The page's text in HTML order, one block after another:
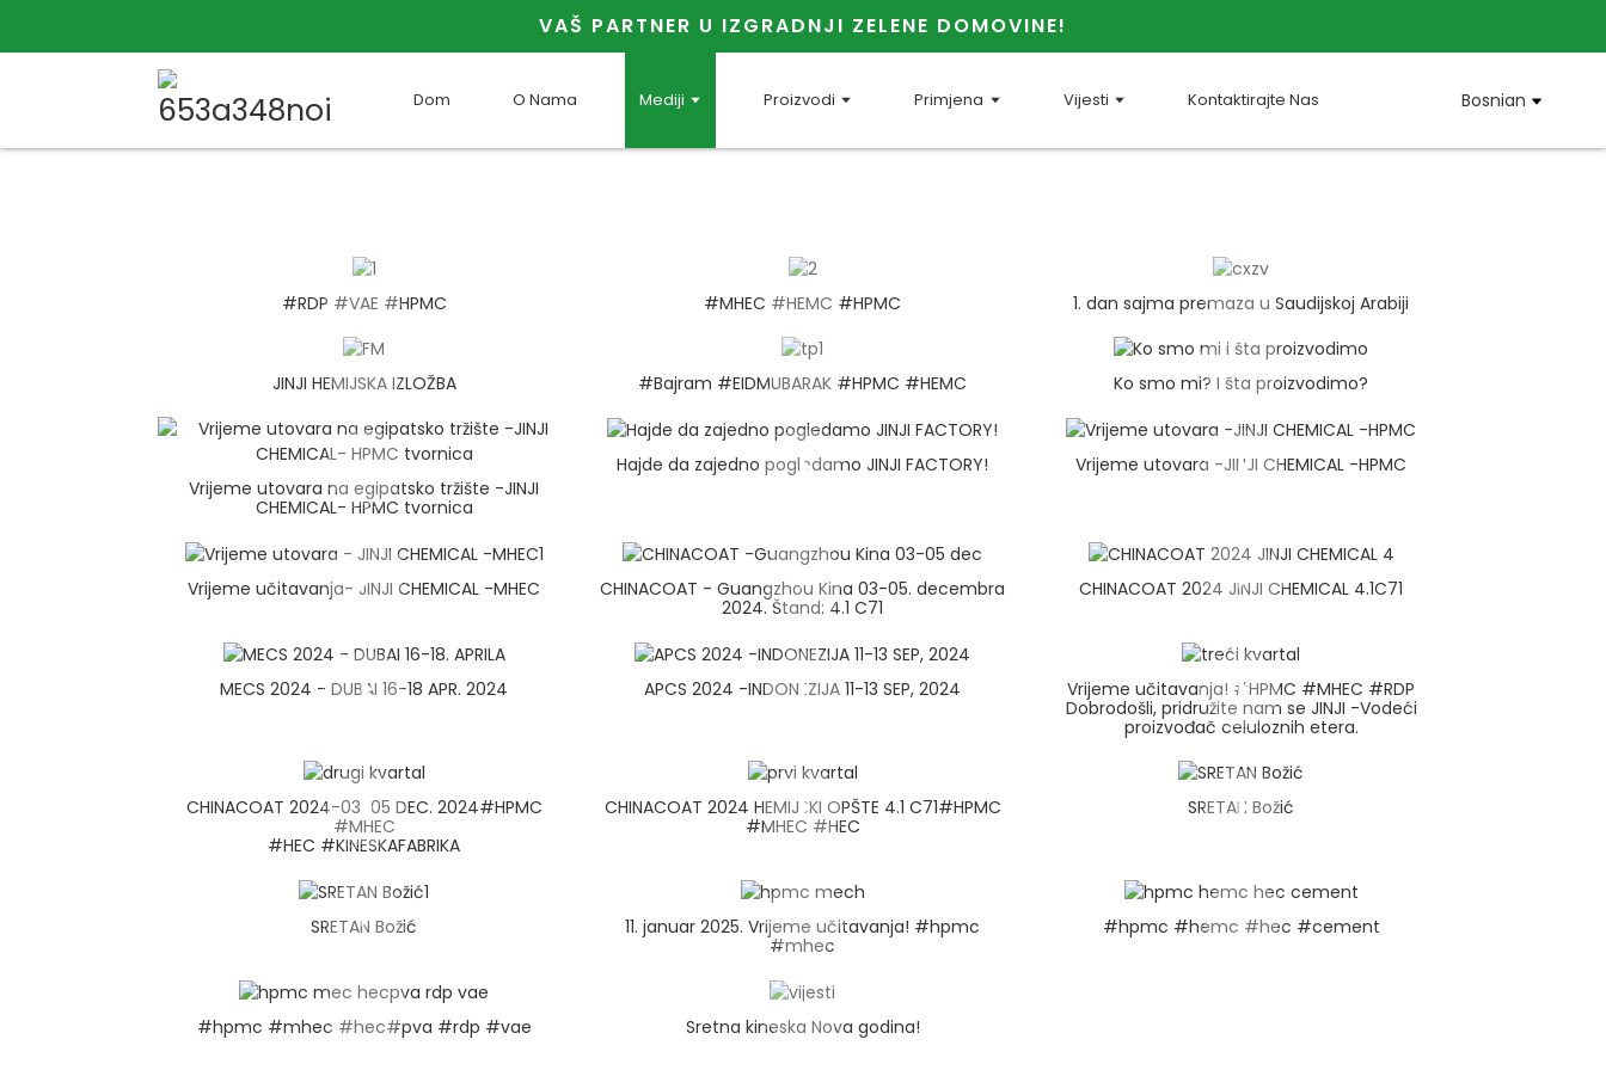
VAŠ PARTNER U IZGRADNJI ZELENE DOMOVINE!
Dom O Nama Mediji Proizvodi Primjena Vijesti Kontaktirajte Nas Bosnian
#RDP #VAE #HPMC #MHEC #HEMC #HPMC 1. dan sajma premaza u Saudijskoj Arabiji
JINJI HEMIJSKA IZLOŽBA #Bajram #EIDMUBARAK #HPMC #HEMC Ko smo mi? I šta proizvodimo?
Vrijeme utovara na egipatsko tržište -JINJI
CHEMICAL- HPMC tvornica
Hajde da zajedno pogledamo JINJI FACTORY! Vrijeme utovara -JINJI CHEMICAL -HPMC
Vrijeme učitavanja- JINJI CHEMICAL -MHEC
CHINACOAT - Guangzhou Kina 03-05. decembra
2024. Štand: 4.1 C71
CHINACOAT 2024 JINJI CHEMICAL 4.1C71
MECS 2024 - DUBAI 16-18 APR. 2024 APCS 2024 -INDONEZIJA 11-13 SEP, 2024
Vrijeme učitavanja! #HPMC #MHEC #RDP
Dobrodošli, pridružite nam se JINJI -Vodeći
proizvođač celuloznih etera.
CHINACOAT 2024-03-05 DEC. 2024#HPMC
#MHEC
#HEC #KINESKAFABRIKA
CHINACOAT 2024 HEMIJSKI OPŠTE 4.1 C71#HPMC
#MHEC #HEC
SRETAN Božić
SRETAN Božić
11. januar 2025. Vrijeme učitavanja! #hpmc
#mhec
#hpmc #hemc #hec #cement
#hpmc #mhec #hec#pva #rdp #vae Sretna kineska Nova godina!